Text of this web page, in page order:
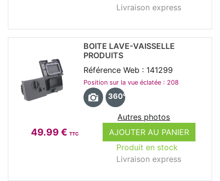
Livraison express
49.99 € TTC
AJOUTER AU PANIER
Produit en stock
Livraison express
BOITE LAVE-VAISSELLE
PRODUITS
Référence Web : 141299
Position sur la vue éclatée : 208
360°
Autres photos